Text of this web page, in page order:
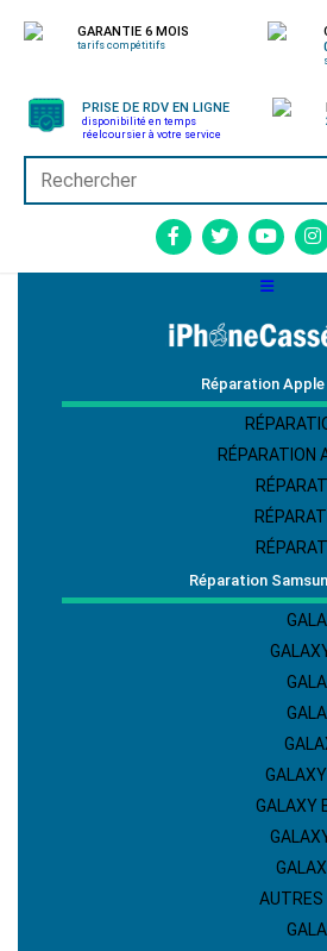
GARANTIE 6 MOIS
tarifs compétitifs
PRISE DE RDV EN LIGNE
disponibilité en temps
réelcoursier à votre service
Réparation Apple
RÉPARATION
Réparation
GALAXY
AUTRES